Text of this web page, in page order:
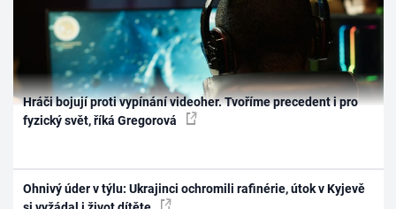
Hráči bojují proti vypínání videoher. Tvoříme precedent i pro
fyzický svět, říká Gregorová
Ohnivý úder v týlu: Ukrajinci ochromili rafinérie, útok v Kyjevě